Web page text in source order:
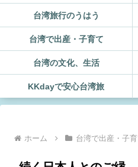
台湾旅行のうはう
台湾で出産・子育て
台湾の文化、生活
KKdayで安心台湾旅
ホーム 台湾で出産・子育